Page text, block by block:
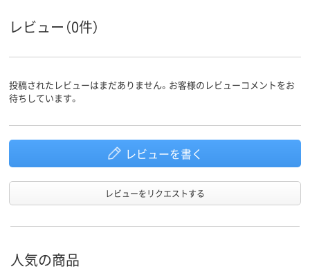
保証期間
1年間
レビュー（0件）
投稿されたレビューはまだありません。お客様のレビューコメントをお
待ちしています。
レビューを書く
レビューをリクエストする
人気の商品